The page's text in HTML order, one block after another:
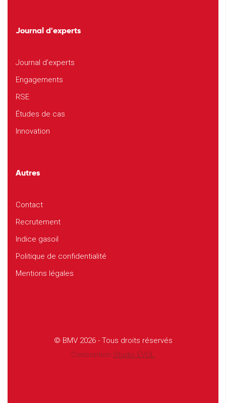
Journal d'experts
Journal d’experts
Engagements
RSE
Études de cas
Innovation
Autres
Contact
Recrutement
Indice gasoil
Politique de confidentialité
Mentions légales
© BMV 2026 - Tous droits réservés
Conception Studio EVOL